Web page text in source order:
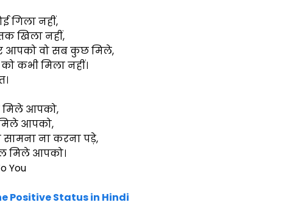
गिला नहीं,
खिला नहीं,
आपको वो सब कुछ मिले,
कभी मिला नहीं।
मिले आपको,
आपको,
ना करना पड़े,
मिले आपको।
You
Positive Status in Hindi